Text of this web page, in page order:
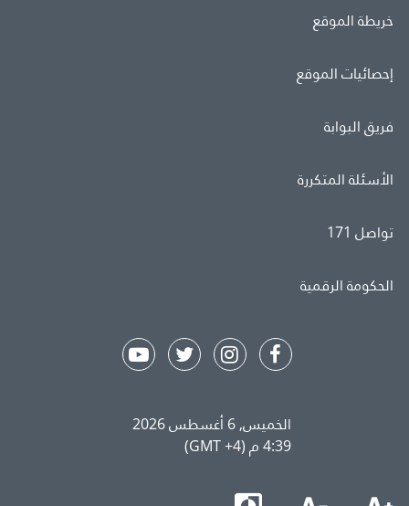
خريطة الموقع
إحصائيات الموقع
فريق البوابة
الأسئلة المتكررة
تواصل 171
الحكومة الرقمية
الخميس, 6 أغسطس 2026
4:39 م (GMT +4)